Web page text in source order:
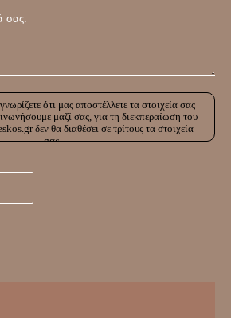
ότι μας αποστέλλετε τα στοιχεία σας
μαζί σας, για τη διεκπεραίωση του
δεν θα διαθέσει σε τρίτους τα στοιχεία
σας.